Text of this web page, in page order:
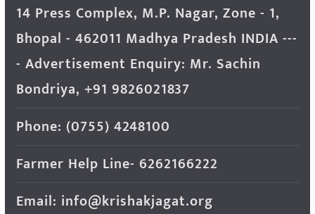
14 Press Complex, M.P. Nagar, Zone - 1,
Bhopal - 462011 Madhya Pradesh INDIA ---
- Advertisement Enquiry: Mr. Sachin
Bondriya, +91 9826021837
Phone: (0755) 4248100
Farmer Help Line- 6262166222
Email: info@krishakjagat.org